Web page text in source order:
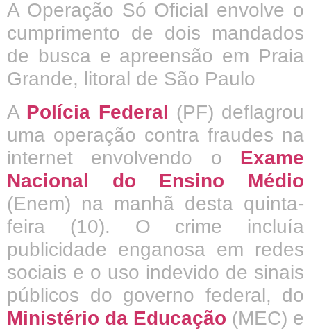
A Operação Só Oficial envolve o
cumprimento de dois mandados
de busca e apreensão em Praia
Grande, litoral de São Paulo
A Polícia Federal (PF) deflagrou
uma operação contra fraudes na
internet envolvendo o Exame
Nacional do Ensino Médio
(Enem) na manhã desta quinta-
feira (10). O crime incluía
publicidade enganosa em redes
sociais e o uso indevido de sinais
públicos do governo federal, do
Ministério da Educação (MEC) e